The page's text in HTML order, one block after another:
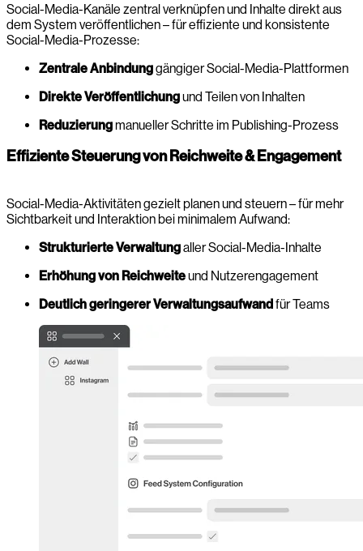
Social-Media-Kanäle zentral verknüpfen und Inhalte direkt aus
dem System veröffentlichen – für effiziente und konsistente
Social-Media-Prozesse:
Zentrale Anbindunggängiger Social-Media-Plattformen
Direkte Veröffentlichungund Teilen von Inhalten
Reduzierungmanueller Schritte im Publishing-Prozess
Effiziente Steuerung von Reichweite & Engagement
Social-Media-Aktivitäten gezielt planen und steuern – für mehr
Sichtbarkeit und Interaktion bei minimalem Aufwand:
Strukturierte Verwaltungaller Social-Media-Inhalte
Erhöhung von Reichweiteund Nutzerengagement
Deutlich geringerer Verwaltungsaufwandfür Teams